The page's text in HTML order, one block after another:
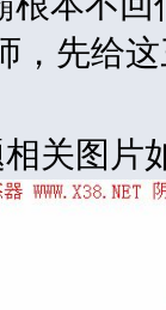
，先给
关图片